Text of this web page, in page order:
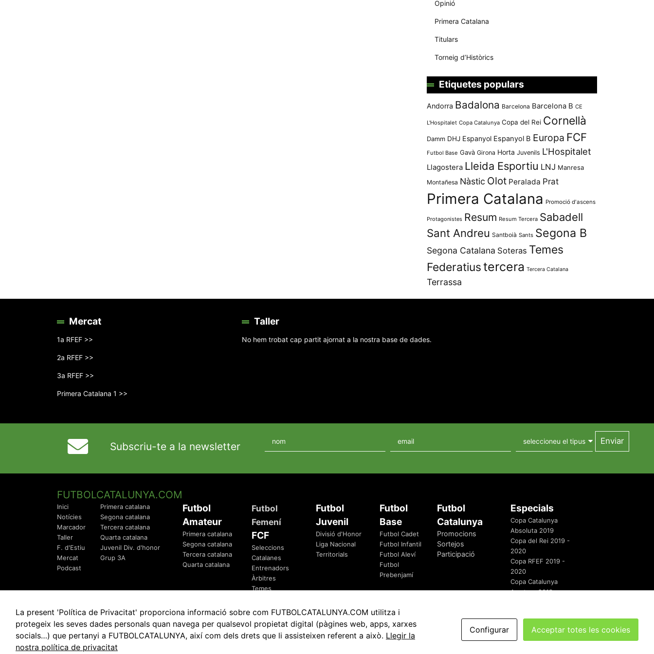
Opinió
Primera Catalana
Titulars
Torneig d’Històrics
Etiquetes populars
Andorra Badalona Barcelona Barcelona B CE
L'Hospitalet Copa Catalunya Copa del Rei Cornellà
Damm DHJ Espanyol Espanyol B Europa FCF
Futbol Base Gavà Girona Horta Juvenils L'Hospitalet
Llagostera Lleida Esportiu LNJ Manresa
Montañesa Nàstic Olot Peralada Prat
Primera Catalana Promoció d'ascens
Protagonistes Resum Resum Tercera Sabadell
Sant Andreu Santboià Sants Segona B
Segona Catalana Soteras Temes
Federatiustercera Tercera Catalana
Terrassa
Mercat
1a RFEF >>
2a RFEF >>
3a RFEF >>
Primera Catalana 1 >>
Taller
No hem trobat cap partit ajornat a la nostra base de dades.
Subscriu-te a la newsletter
FUTBOLCATALUNYA.COM
Inici
Notícies
Marcador
Taller
F. d'Estiu
Mercat
Podcast
Primera catalana
Segona catalana
Tercera catalana
Quarta catalana
Juvenil Div. d'honor
Grup 3A
Futbol
Amateur
Primera catalana
Segona catalana
Tercera catalana
Quarta catalana
Futbol
Femení
FCF
Seleccions
Catalanes
Entrenadors
Àrbitres
Temes
Futbol
Juvenil
Divisió d'Honor
Liga Nacional
Territorials
Futbol
Base
Futbol Cadet
Futbol Infantil
Futbol Aleví
Futbol
Prebenjamí
Futbol
Catalunya
Promocions
Sortejos
Participació
Especials
Copa Catalunya
Absoluta 2019
Copa del Rei 2019 -
2020
Copa RFEF 2019 -
2020
Copa Catalunya
Amateur 2019
© 2010 - 2026 FutbolCatalunya.com Avis Legal Política de Privacitat Política de Cookies redaccio@futbolcatalunya.com
La present 'Política de Privacitat' proporciona informació sobre com FUTBOLCATALUNYA.COM utilitza i
protegeix les seves dades personals quan navega per qualsevol propietat digital (pàgines web, apps, xarxes
socials…) que pertanyi a FUTBOLCATALUNYA, així com dels drets que li assisteixen referent a això. Llegir la
nostra política de privacitat
Configurar Acceptar totes les cookies